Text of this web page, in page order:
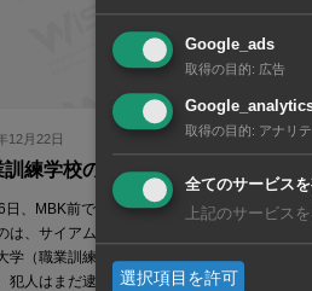
12月22日
練学校の抗争が激化
日、MBK前で発砲事件が発生。死亡
は、サイアムにあるラチャモンコン
学（職業訓練学校）に通う二十歳の
犯人はまだ逮捕されていないが、か
Google_ads
取得の目的: 広告
取得の目的: アナリ
全てのサービス
上記のサービス
選択項目を許可